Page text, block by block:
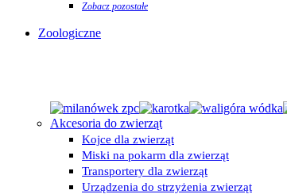
Zobacz pozostałe
Zoologiczne
Akcesoria do zwierząt
Kojce dla zwierząt
Miski na pokarm dla zwierząt
Transportery dla zwierząt
Urządzenia do strzyżenia zwierząt